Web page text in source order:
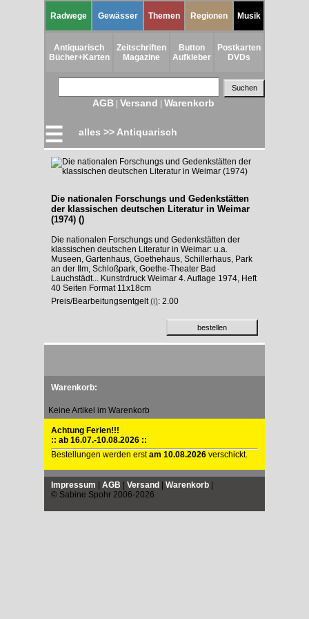
Radwege Gewässer Themen Regionen Musik
Antiquarisch
Bücher+Karten
Zeitschriften
Magazine
Button
Aufkleber
Postkarten
DVDs
AGB | Versand | Warenkorb
☰ alles >> Antiquarisch
Die nationalen Forschungs und Gedenkstätten
der klassischen deutschen Literatur in Weimar
(1974) ()
Die nationalen Forschungs und Gedenkstätten der
klassischen deutschen Literatur in Weimar: u.a.
Museen, Gartenhaus, Goethehaus, Schillerhaus, Park
an der Ilm, Schloßpark, Goethe-Theater Bad
Lauchstädt... Kunstrdruck Weimar 4. Auflage 1974, Heft
40 Seiten Format 11x18cm
Preis/Bearbeitungsentgelt(i): 2.00
Warenkorb:
Keine Artikel im Warenkorb
Achtung Ferien!!!
:: ab 16.07.-10.08.2026 ::
Bestellungen werden erstam 10.08.2026 verschickt.
Impressum | AGB | Versand | Warenkorb |
© Sabine Spohr 2006-2026